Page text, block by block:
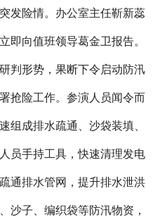
发险情。办公室主任靳新蕊
即向值班领导葛金卫报告。
判形势，果断下令启动防汛
抢险工作。参演人员闻令而
组成排水疏通、沙袋装填、
员手持工具，快速清理发电
通排水管网，提升排水泄洪
沙子、编织袋等防汛物资，